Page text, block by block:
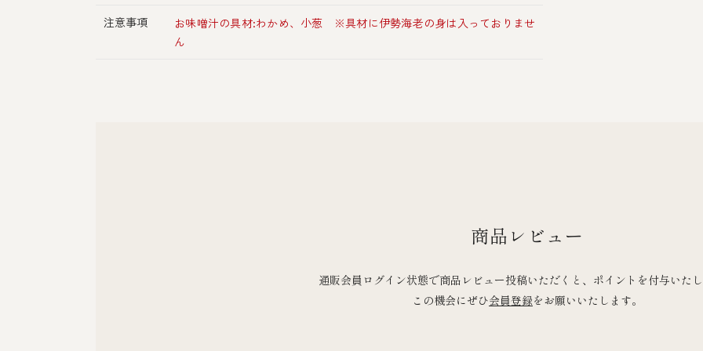
注意事項
お味噌汁の具材:わかめ、小葱 ※具材に伊勢海老の身は入っておりませ
ん
商品レビュー
通販会員ログイン状態で商品レビュー投稿いただくと、ポイントを付与いた
この機会にぜひ会員登録をお願いいたします。